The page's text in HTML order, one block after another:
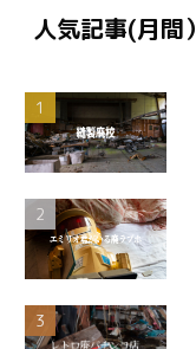
人気記事(月間）